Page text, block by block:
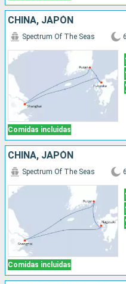
CHINA, JAPÓN
Comidas incluidas
Spectrum Of The Seas
CHINA, JAPÓN
Comidas incluidas
Spectrum Of The Seas